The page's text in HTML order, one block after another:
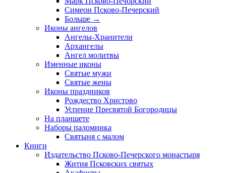
Симеон Псково-Печерский
Больше →
Иконы ангелов
Ангелы-Хранители
Архангелы
Ангел молитвы
Именные иконы
Святые мужи
Святые жены
Иконы праздников
Рождество Христово
Успение Пресвятой Богородицы
На планшете
Наборы паломника
Святыня с малом
Книги
Издательство Псково-Печерского монастыря
Жития Псковских святых